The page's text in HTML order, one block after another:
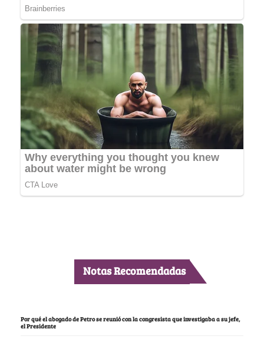
Notas Recomendadas
Por qué el abogado de Petro se reunió con la congresista que investigaba a su jefe,
el Presidente